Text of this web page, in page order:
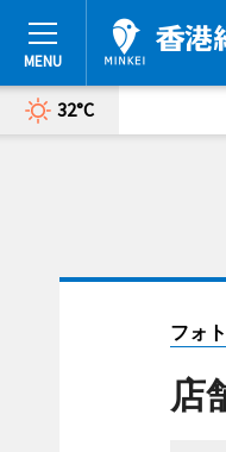
32°C
フォ
店